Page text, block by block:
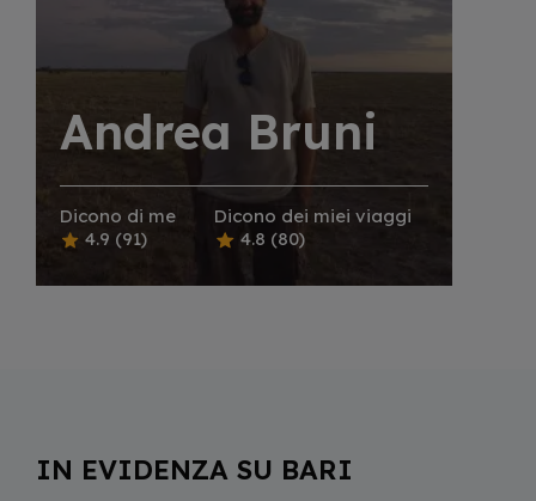
Andrea Bruni
Dicono di me
4.9 (91)
Dicono dei miei viaggi
4.8 (80)
IN EVIDENZA SU BARI